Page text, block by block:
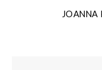
JOANNA